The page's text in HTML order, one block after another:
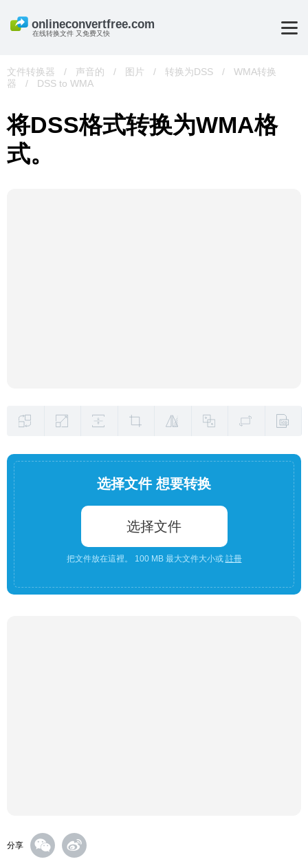
在线转换文件 又免费又快
文件转换器 / 声音的 / 图片 / 转换为DSS /
WMA转换
器
/ DSS to WMA
将DSS格式转换为WMA格
式。
选择文件 想要转换
选择文件
把文件放在這裡。 100 MB 最大文件大小或 註冊
分享